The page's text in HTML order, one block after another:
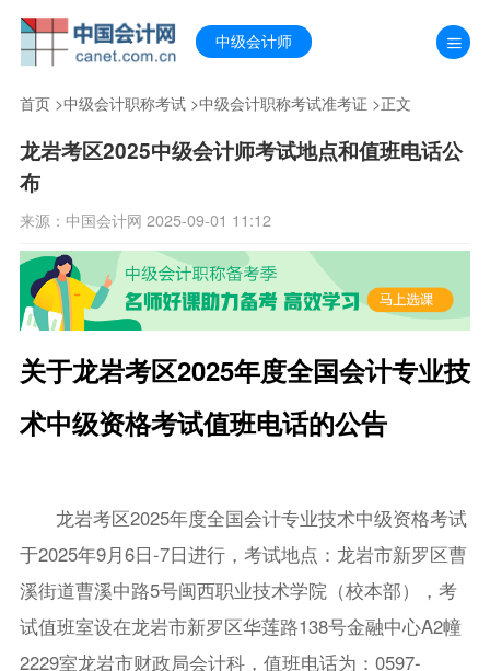
中级会计师
首页>中级会计职称考试>中级会计职称考试准考证 >正文
龙岩考区2025中级会计师考试地点和值班电话公
布
来源：中国会计网 2025-09-01 11:12
关于龙岩考区2025年度全国会计专业技
术中级资格考试值班电话的公告
龙岩考区2025年度全国会计专业技术中级资格考试
于2025年9月6日-7日进行，考试地点：龙岩市新罗区曹
溪街道曹溪中路5号闽西职业技术学院（校本部），考
试值班室设在龙岩市新罗区华莲路138号金融中心A2幢
2229室龙岩市财政局会计科，值班电话为：0597-